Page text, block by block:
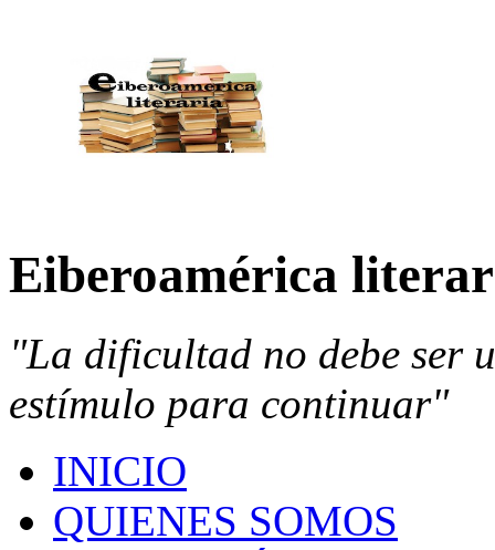
Eiberoamérica
"La dificultad no debe ser
estímulo para continuar"
INICIO
QUIENES SOMOS